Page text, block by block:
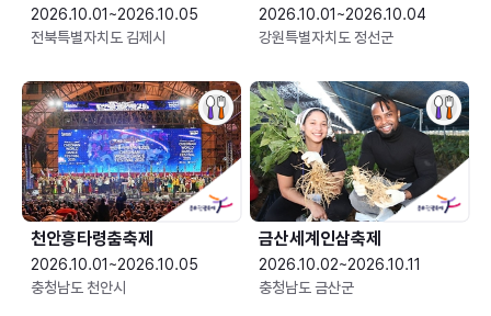
2026.10.01~2026.10.05
전북특별자치도 김제시
2026.10.01~2026.10.04
강원특별자치도 정선군
천안흥타령춤축제
2026.10.01~2026.10.05
충청남도 천안시
금산세계인삼축제
2026.10.02~2026.10.11
충청남도 금산군